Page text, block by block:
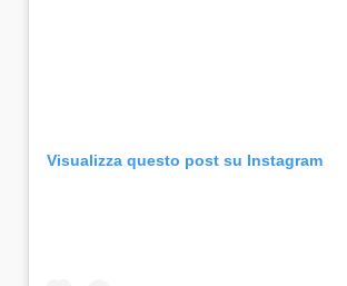
Visualizza questo post su Instagram